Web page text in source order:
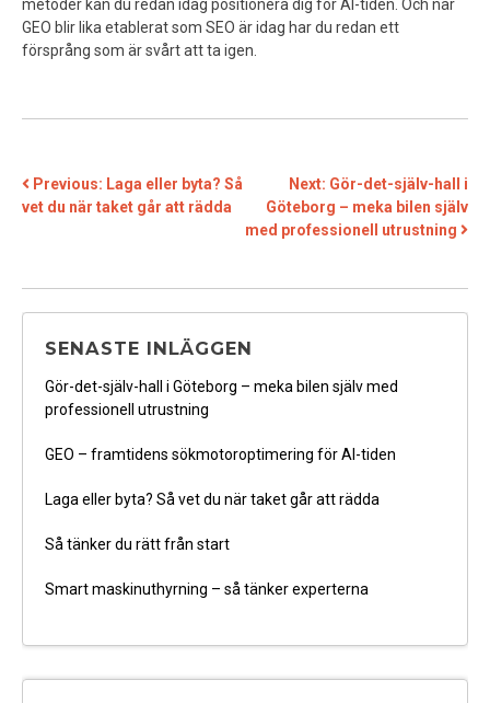
metoder kan du redan idag positionera dig för AI-tiden. Och när
GEO blir lika etablerat som SEO är idag har du redan ett
försprång som är svårt att ta igen.
INLÄGGSNAVIGERING
Previous: Laga eller byta? Så
vet du när taket går att rädda
Next: Gör-det-själv-hall i
Göteborg – meka bilen själv
med professionell utrustning
SENASTE INLÄGGEN
Gör-det-själv-hall i Göteborg – meka bilen själv med
professionell utrustning
GEO – framtidens sökmotoroptimering för AI-tiden
Laga eller byta? Så vet du när taket går att rädda
Så tänker du rätt från start
Smart maskinuthyrning – så tänker experterna